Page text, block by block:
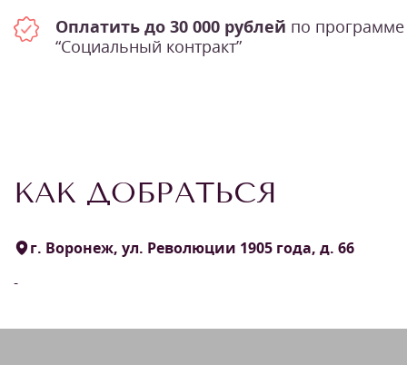
Оплатить до 30 000 рублей по программе
“Социальный контракт”
КАК ДОБРАТЬСЯ
г. Воронеж, ул. Революции 1905 года, д. 66
-